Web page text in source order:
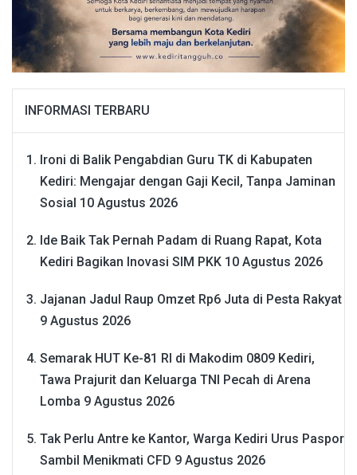
INFORMASI TERBARU
Ironi di Balik Pengabdian Guru TK di Kabupaten
Kediri: Mengajar dengan Gaji Kecil, Tanpa Jaminan
Sosial 10 Agustus 2026
Ide Baik Tak Pernah Padam di Ruang Rapat, Kota
Kediri Bagikan Inovasi SIM PKK 10 Agustus 2026
Jajanan Jadul Raup Omzet Rp6 Juta di Pesta Rakyat
9 Agustus 2026
Semarak HUT Ke-81 RI di Makodim 0809 Kediri,
Tawa Prajurit dan Keluarga TNI Pecah di Arena
Lomba 9 Agustus 2026
Tak Perlu Antre ke Kantor, Warga Kediri Urus Paspor
Sambil Menikmati CFD 9 Agustus 2026